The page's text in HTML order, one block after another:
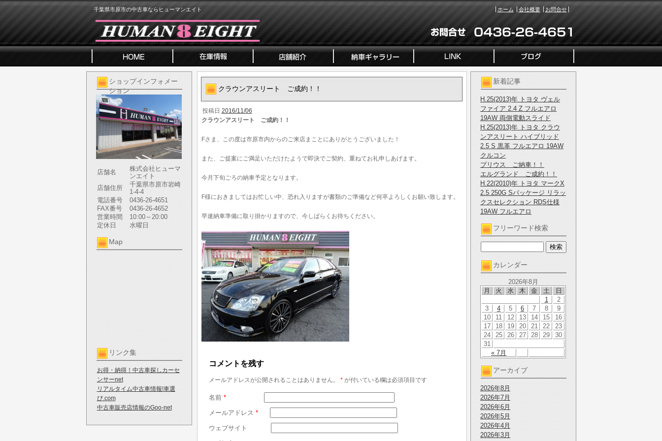
千葉県市原市の中古車ならヒューマンエイト ホーム 会社概要 お問合せ
ショップインフォメー
ション
店舗名
株式会社ヒューマ
ンエイト
店舗住所
千葉県市原市岩崎
1-4-4
電話番号
0436-26-4651
FAX番号
0436-26-4652
営業時間
10:00～20:00
定休日
水曜日
Map
リンク集
お得・納得！中古車探しカーセ
ンサーnet
リアルタイム中古車情報!車選
び.com
中古車販売店情報のGoo-net
新着記事
H.25(2013)年 トヨタ ヴェル
ファイア 2.4 Z フルエアロ
19AW 両側電動スライド
H.25(2013)年 トヨタ クラウ
ンアスリート ハイブリッド
2.5 S 黒革 フルエアロ 19AW
クルコン
プリウス ご納車！！
エルグランド ご成約！！
H.22(2010)年 トヨタ マークX
2.5 250G Sパッケージ リラッ
クスセレクション RDS仕様
19AW フルエアロ
フリーワード検索
カレンダー
2026年8月
月
火 水 木 金 土 日
« 7月
1
2
3
4 5 6 7 8
9
10
11 12 13 14 15
16
17
18 19 20 21 22
23
24
25 26 27 28 29
30
31
アーカイブ
2026年8月
2026年7月
2026年6月
2026年5月
2026年4月
2026年3月
クラウンアスリート ご成約！！
投稿日 2016/11/06
クラウンアスリート ご成約！！
Fさま、この度は市原市内からのご来店まことにありがとうございました！
また、ご提案にご満足いただけたようで即決でご契約、重ねてお礼申しあげます。
今月下旬ごろの納車予定となります。
F様におきましてはお忙しい中、恐れ入りますが書類のご準備など何卒よろしくお願い致します。
早速納車準備に取り掛かりますので、今しばらくお待ちください。
コメントを残す
メールアドレスが公開されることはありません。 *が付いている欄は必須項目です
名前 *
メールアドレス *
ウェブサイト